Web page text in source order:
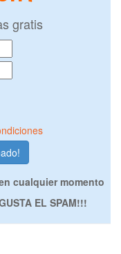
gratis
cualquier momento
EL SPAM!!!